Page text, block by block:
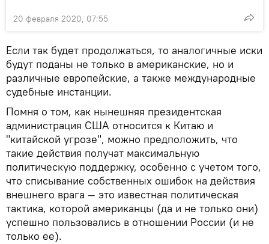
20 февраля 2020, 07:55
Если так будет продолжаться, то аналогичные иски
будут поданы не только в американские, но и
различные европейские, а также международные
судебные инстанции.
Помня о том, как нынешняя президентская
администрация США относится к Китаю и
"китайской угрозе", можно предположить, что
такие действия получат максимальную
политическую поддержку, особенно с учетом того,
что списывание собственных ошибок на действия
внешнего врага — это известная политическая
тактика, которой американцы (да и не только они)
успешно пользовались в отношении России (и не
только ее).